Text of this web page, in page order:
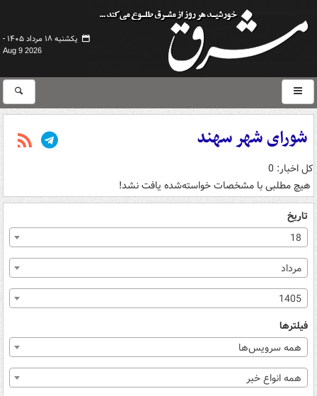
یکشنبه ۱۸ مرداد ۱۴۰۵ -
Aug 9 2026
شورای شهر سهند
کل اخبار: 0
هیچ مطلبی با مشخصات خواسته‌شده یافت نشد!
تاریخ
18
مرداد
1405
فیلترها
همه سرویس‌ها
همه انواع خبر